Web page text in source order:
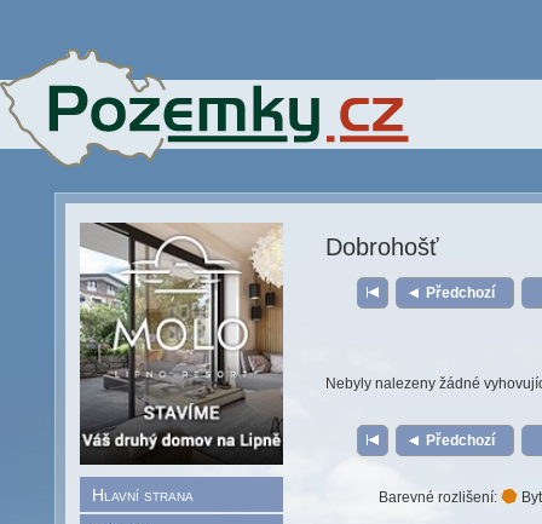
Hlavní strana
Dobrohošť
Předchozí
Nebyly nalezeny žádné
Předchozí
Barevné rozlišení: